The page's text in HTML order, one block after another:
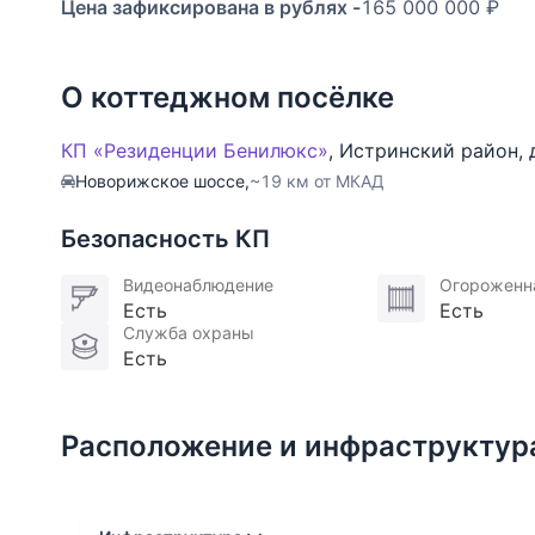
общественные здания вынесены за пределы
Резиденции Бенилюкс — это элитный
котором сочетаются европейский комфорт и
лучших поселков Подмосковья, где имеется
Тип участка: прилесной, парковый
Тип земли: земли населенных пунктов
Газ: магистральный
Электричество, кВт: 1
Канализация: центральная
Водоснабжение: центральное
Цена зафиксирована в рублях -165 000 000 ₽
О коттеджном посёлке
КП «Резиденции Бенилюкс», Истринский район,
Новорижское шоссе,~19 км от МКАД
Безопасность КП
Видеонаблюдение
Есть Есть
Служба охраны
Есть
Расположение и